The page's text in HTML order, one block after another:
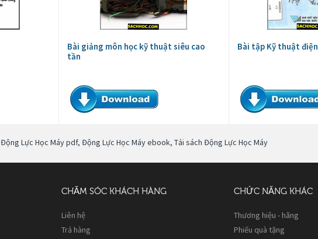
Bài giảng môn học kỹ thuật siêu cao
tần
Bài tập Kỹ thuật điện
Động Lực Học Máy pdf, Động Lực Học Máy ebook, Tải sách Động Lực Học Máy
CHĂM SÓC KHÁCH HÀNG
Liên hệ
Trả hàng
CHỨC NĂNG KHÁC
Thương hiệu - hãng
Phiếu quà tặng